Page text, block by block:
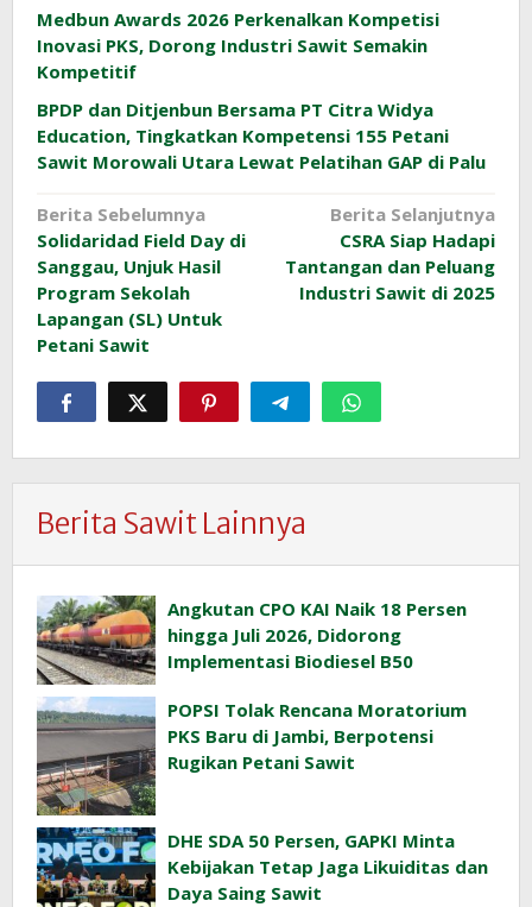
Medbun Awards 2026 Perkenalkan Kompetisi
Inovasi PKS, Dorong Industri Sawit Semakin
Kompetitif
BPDP dan Ditjenbun Bersama PT Citra Widya
Education, Tingkatkan Kompetensi 155 Petani
Sawit Morowali Utara Lewat Pelatihan GAP di Palu
Navigasi
pos
Berita Sebelumnya
Solidaridad Field Day di
Sanggau, Unjuk Hasil
Program Sekolah
Lapangan (SL) Untuk
Petani Sawit
Berita Selanjutnya
CSRA Siap Hadapi
Tantangan dan Peluang
Industri Sawit di 2025
Berita Sawit Lainnya
Angkutan CPO KAI Naik 18 Persen
hingga Juli 2026, Didorong
Implementasi Biodiesel B50
POPSI Tolak Rencana Moratorium
PKS Baru di Jambi, Berpotensi
Rugikan Petani Sawit
DHE SDA 50 Persen, GAPKI Minta
Kebijakan Tetap Jaga Likuiditas dan
Daya Saing Sawit